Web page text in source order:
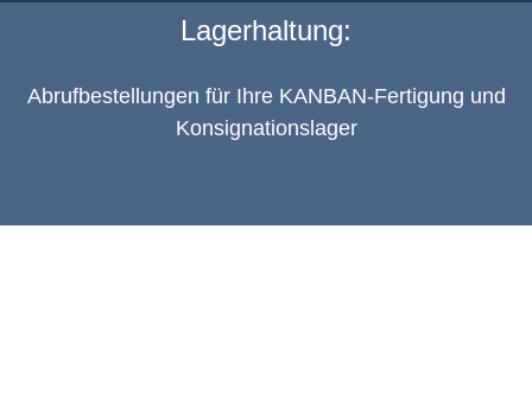
Lagerhaltung:
Abrufbestellungen für Ihre KANBAN-Fertigung und
Konsignationslager